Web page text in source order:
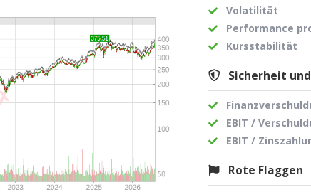
Volatilität
Performance
Kursstabilität
Sicherheit
EBIT /
EBIT /
Rote Flaggen